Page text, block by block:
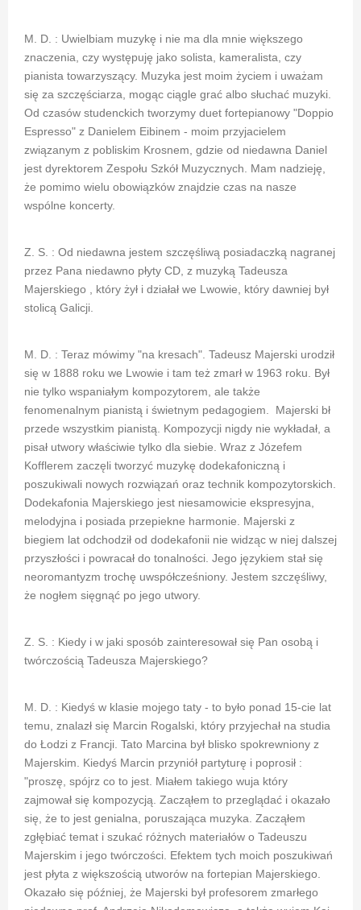
M. D. : Uwielbiam muzykę i nie ma dla mnie większego
znaczenia, czy występuję jako solista, kameralista, czy
pianista towarzyszący. Muzyka jest moim życiem i uważam
się za szczęściarza, mogąc ciągle grać albo słuchać muzyki.
Od czasów studenckich tworzymy duet fortepianowy "Doppio
Espresso" z Danielem Eibinem - moim przyjacielem
związanym z pobliskim Krosnem, gdzie od niedawna Daniel
jest dyrektorem Zespołu Szkół Muzycznych. Mam nadzieję,
że pomimo wielu obowiązków znajdzie czas na nasze
wspólne koncerty.
Z. S. : Od niedawna jestem szczęśliwą posiadaczką nagranej
przez Pana niedawno płyty CD, z muzyką Tadeusza
Majerskiego , który żył i działał we Lwowie, który dawniej był
stolicą Galicji.
M. D. : Teraz mówimy "na kresach". Tadeusz Majerski urodził
się w 1888 roku we Lwowie i tam też zmarł w 1963 roku. Był
nie tylko wspaniałym kompozytorem, ale także
fenomenalnym pianistą i świetnym pedagogiem. Majerski bł
przede wszystkim pianistą. Kompozycji nigdy nie wykładał, a
pisał utwory właściwie tylko dla siebie. Wraz z Józefem
Kofflerem zaczęli tworzyć muzykę dodekafoniczną i
poszukiwali nowych rozwiązań oraz technik kompozytorskich.
Dodekafonia Majerskiego jest niesamowicie ekspresyjna,
melodyjna i posiada przepiekne harmonie. Majerski z
biegiem lat odchodził od dodekafonii nie widząc w niej dalszej
przyszłości i powracał do tonalności. Jego językiem stał się
neoromantyzm trochę uwspółcześniony. Jestem szczęśliwy,
że nogłem sięgnąć po jego utwory.
Z. S. : Kiedy i w jaki sposób zainteresował się Pan osobą i
twórczością Tadeusza Majerskiego?
M. D. : Kiedyś w klasie mojego taty - to było ponad 15-cie lat
temu, znalazł się Marcin Rogalski, który przyjechał na studia
do Łodzi z Francji. Tato Marcina był blisko spokrewniony z
Majerskim. Kiedyś Marcin przyniół partyturę i poprosił :
"proszę, spójrz co to jest. Miałem takiego wuja który
zajmował się kompozycją. Zacząłem to przeglądać i okazało
się, że to jest genialna, poruszająca muzyka. Zacząłem
zgłębiać temat i szukać różnych materiałów o Tadeuszu
Majerskim i jego twórczości. Efektem tych moich poszukiwań
jest płyta z większością utworów na fortepian Majerskiego.
Okazało się później, że Majerski był profesorem zmarłego